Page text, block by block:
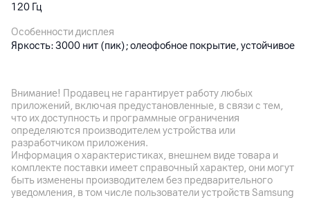
Новый дизайн для стабильной
120 Гц
Особенности дисплея
Яркость: 3000 нит (пик); олеофобное покрытие, устойчивое
Основная камера
Разрешение камеры
48Мп
Разрешение видео
4K
Внимание! Продавец не гарантирует работу любых
приложений, включая предустановленные, в связи с тем,
что их доступность и программные ограничения
определяются производителем устройства или
разработчиком приложения.
Информация о характеристиках, внешнем виде товара и
комплекте поставки имеет справочный характер, они могут
быть изменены производителем без предварительного
уведомления, в том числе пользователи устройств Samsung